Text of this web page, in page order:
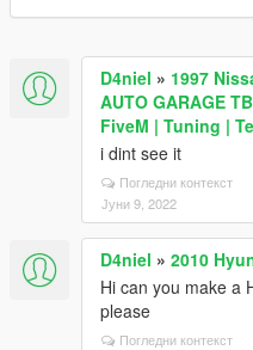
D4niel » 1997
AUTO GARAGE
FiveM | Tuning |
i dint see it
Погледни контекст
Јуни 9, 2022
D4niel » 2010
Hi can you make a
please
Погледни контекст